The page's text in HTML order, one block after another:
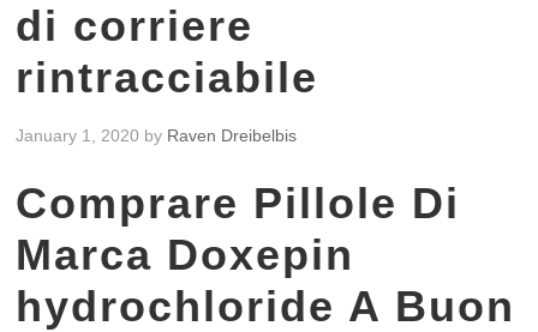
di corriere
rintracciabile
January 1, 2020 by Raven Dreibelbis
Comprare Pillole Di
Marca Doxepin
hydrochloride A Buon